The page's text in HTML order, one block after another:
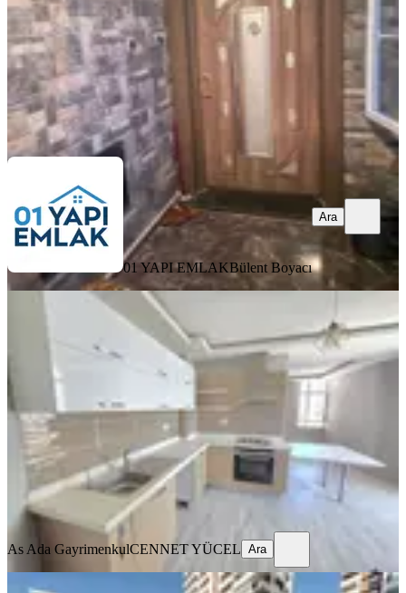
6.000.000 ₺
01 YAPI EMLAK Bülent Boyacı
Ara
01 YAPI EMLAKBülent Boyacı
Ara
Beyazevlerde Göl Manzaralı 3+1
Satılık Daire️
Seyhan, Yeşilyurt Mahallesi
3+1
180 m²·9. Kat · 07.08.2026
5.150.000 ₺
As Ada GayrimenkulCENNET YÜCEL
Ara
As Ada GayrimenkulCENNET YÜCEL Ara